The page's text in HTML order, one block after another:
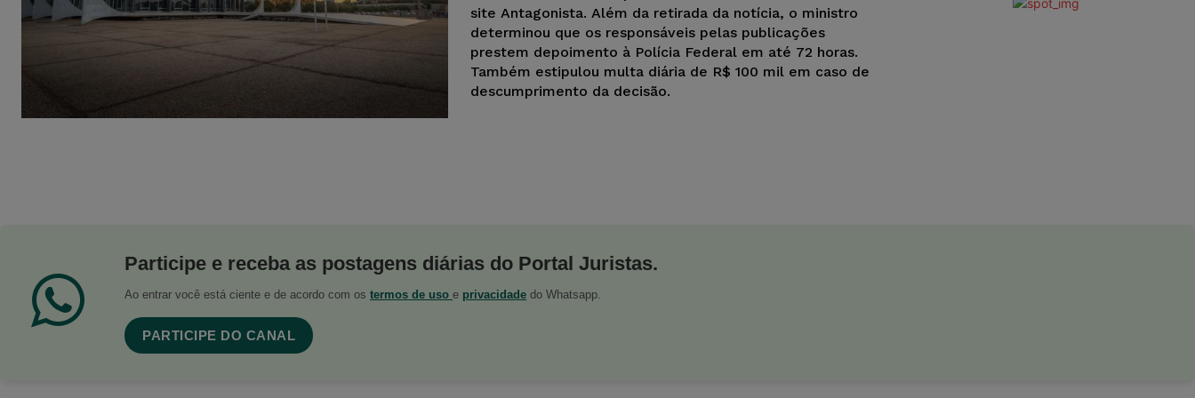
site Antagonista. Além da retirada da notícia, o ministro
determinou que os responsáveis pelas publicações
prestem depoimento à Polícia Federal em até 72 horas.
Também estipulou multa diária de R$ 100 mil em caso de
descumprimento da decisão.
Participe e receba as postagens diárias do Portal Juristas.
Ao entrar você está ciente e de acordo com os termos de uso e privacidade do Whatsapp.
PARTICIPE DO CANAL